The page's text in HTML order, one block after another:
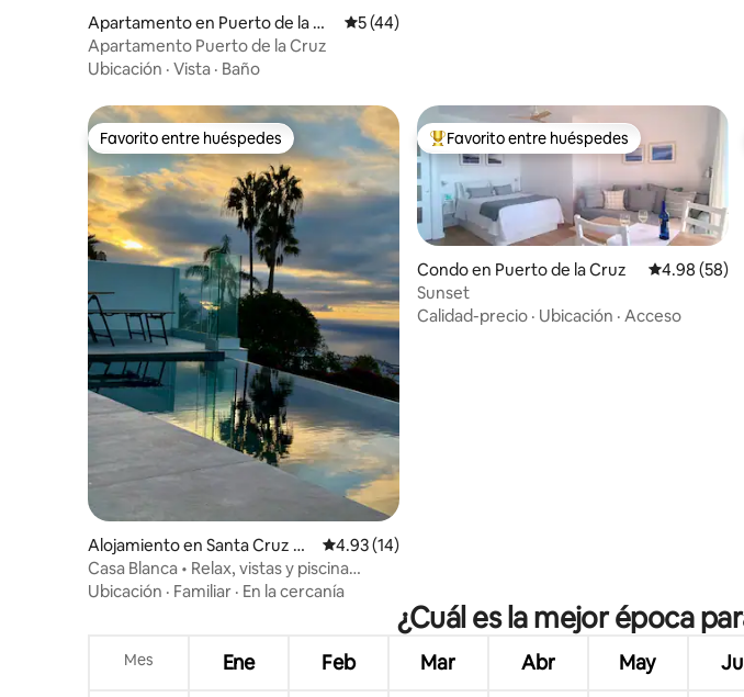
Apartamento en Puerto de la Cr
uz
Calificación promedio: 5 de 5, 44 reseñas
5 (44)
Apartamento Puerto de la Cruz
Ubicación · Vista · Baño
Favorito entre huéspedes
Favorito entre huéspedes
Alojamiento en Santa Cruz de
Tenerife
Calificación promedio: 4.93 de 5, 14 reseñas
4.93 (14)
Casa Blanca • Relax, vistas y piscina
infinita •
Ubicación · Familiar · En la cercanía
Favorito entre huéspedes preferido
Favorito entre huéspedes
Condo en Puerto de la Cruz Calificación
4.98 (58)
Sunset
Calidad-precio · Ubicación · Acceso
¿Cuál es la mejor época
Mes Ene Feb Mar Abr May